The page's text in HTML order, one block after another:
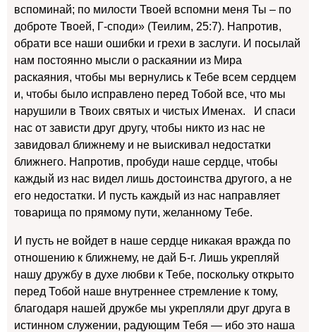
вспоминай; по милости Твоей вспомни меня Ты – по
доброте Твоей, Г-споди» (Теилим, 25:7). Напротив,
обрати все наши ошибки и грехи в заслуги. И посылай
нам постоянно мысли о раскаянии из Мира
раскаяния, чтобы мы вернулись к Тебе всем сердцем
и, чтобы было исправлено перед Тобой все, что мы
нарушили в Твоих святых и чистых Именах. И спаси
нас от зависти друг другу, чтобы никто из нас не
завидовал ближнему и не выискивал недостатки
ближнего. Напротив, пробуди наше сердце, чтобы
каждый из нас видел лишь достоинства другого, а не
его недостатки. И пусть каждый из нас направляет
товарища по прямому пути, желанному Тебе.
И пусть не войдет в наше сердце никакая вражда по
отношению к ближнему, не дай Б-г. Лишь укрепляй
нашу дружбу в духе любви к Тебе, поскольку открыто
перед Тобой наше внутреннее стремление к тому,
благодаря нашей дружбе мы укрепляли друг друга в
истинном служении, радующим Тебя — ибо это наша